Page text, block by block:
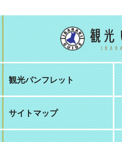
観光パンフレット
サイトマップ